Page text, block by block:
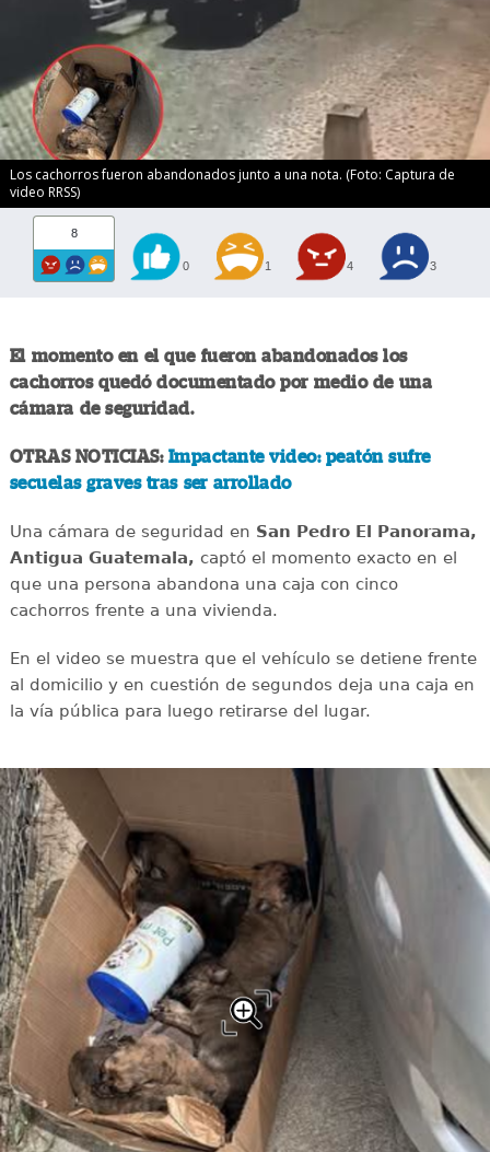
Los cachorros fueron abandonados junto a una nota. (Foto: Captura de
video RRSS)
8
0 1 4 3
El momento en el que fueron abandonados los
cachorros quedó documentado por medio de una
cámara de seguridad.
OTRAS NOTICIAS: Impactante video: peatón sufre
secuelas graves tras ser arrollado
Una cámara de seguridad en San Pedro El Panorama,
Antigua Guatemala, captó el momento exacto en el
que una persona abandona una caja con cinco
cachorros frente a una vivienda.
En el video se muestra que el vehículo se detiene frente
al domicilio y en cuestión de segundos deja una caja en
la vía pública para luego retirarse del lugar.